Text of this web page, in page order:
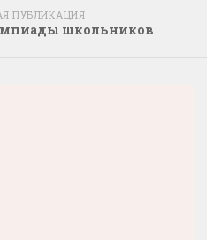
ПУБЛИКАЦИЯ
школьников